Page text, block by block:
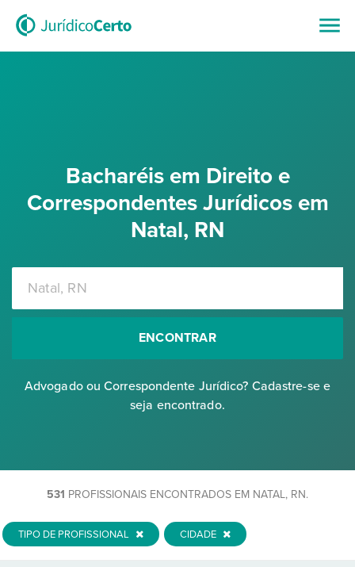
Bacharéis em Direito e
Correspondentes Jurídicos em
Natal, RN
ENCONTRAR
Advogado ou Correspondente Jurídico? Cadastre-se e
seja encontrado.
531 PROFISSIONAIS ENCONTRADOS EM NATAL, RN.
TIPO DE PROFISSIONAL CIDADE